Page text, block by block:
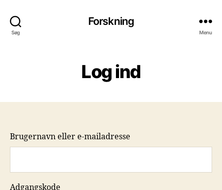
Søg
Forskning
Menu
Log ind
Brugernavn eller e-mailadresse
Adgangskode